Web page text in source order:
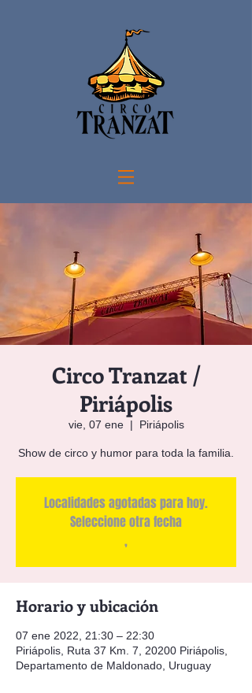
Circo Tranzat /
Piriápolis
vie, 07 ene
  |
Piriápolis
Show de circo y humor para toda la familia.
Localidades agotadas para hoy.
Seleccione otra fecha
,
Horario y ubicación
07 ene 2022, 21:30 – 22:30
Piriápolis, Ruta 37 Km. 7, 20200 Piriápolis,
Departamento de Maldonado, Uruguay